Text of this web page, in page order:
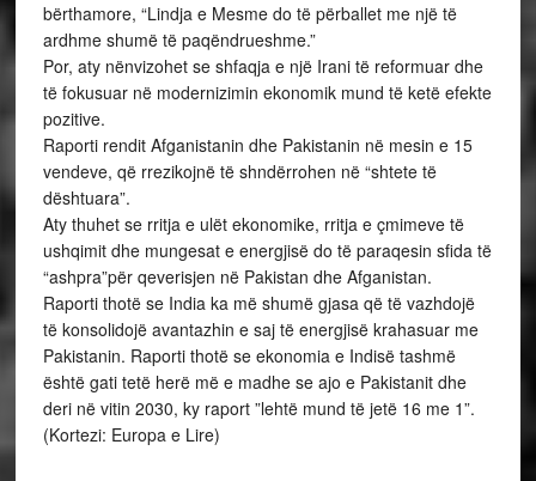
bërthamore, “Lindja e Mesme do të përballet me një të
ardhme shumë të paqëndrueshme.”
Por, aty nënvizohet se shfaqja e një Irani të reformuar dhe
të fokusuar në modernizimin ekonomik mund të ketë efekte
pozitive.
Raporti rendit Afganistanin dhe Pakistanin në mesin e 15
vendeve, që rrezikojnë të shndërrohen në “shtete të
dështuara”.
Aty thuhet se rritja e ulët ekonomike, rritja e çmimeve të
ushqimit dhe mungesat e energjisë do të paraqesin sfida të
“ashpra”për qeverisjen në Pakistan dhe Afganistan.
Raporti thotë se India ka më shumë gjasa që të vazhdojë
të konsolidojë avantazhin e saj të energjisë krahasuar me
Pakistanin. Raporti thotë se ekonomia e Indisë tashmë
është gati tetë herë më e madhe se ajo e Pakistanit dhe
deri në vitin 2030, ky raport ”lehtë mund të jetë 16 me 1”.
(Kortezi: Europa e Lire)